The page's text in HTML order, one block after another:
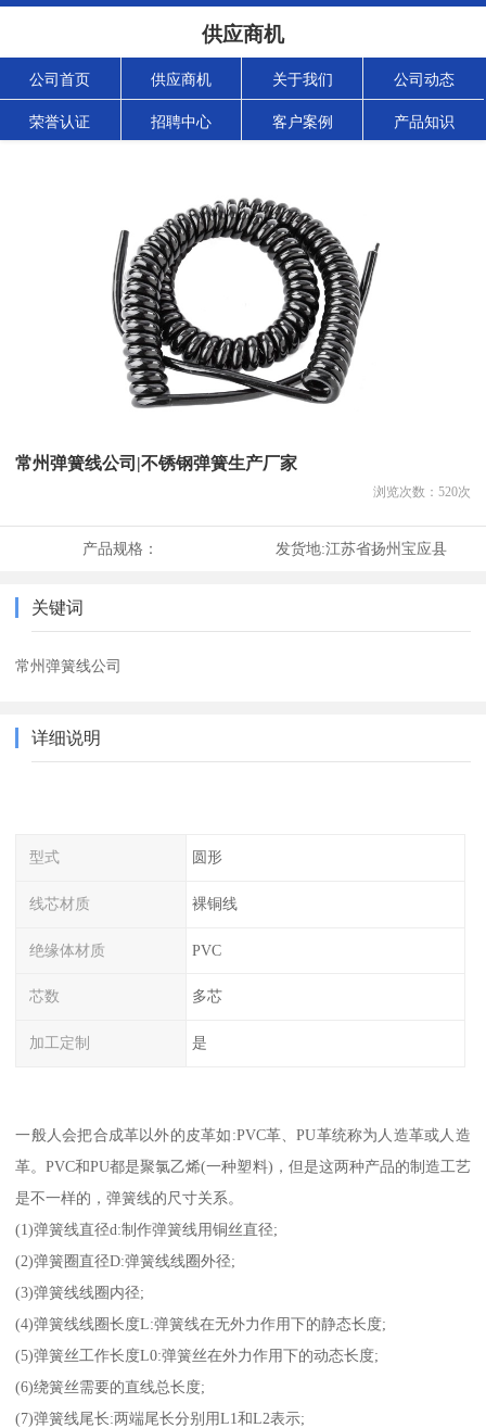
供应商机
公司首页 供应商机 关于我们 公司动态
荣誉认证 招聘中心 客户案例 产品知识
常州弹簧线公司|不锈钢弹簧生产厂家
浏览次数： 520次
产品规格： 发货地:江苏省扬州宝应县
关键词
常州弹簧线公司
详细说明
型式 圆形
线芯材质 裸铜线
绝缘体材质 PVC
芯数 多芯
加工定制 是
一般人会把合成革以外的皮革如:PVC革、PU革统称为人造革或人造
革。PVC和PU都是聚氯乙烯(一种塑料)，但是这两种产品的制造工艺
是不一样的，弹簧线的尺寸关系。
(1)弹簧线直径d:制作弹簧线用铜丝直径;
(2)弹簧圈直径D:弹簧线线圈外径;
(3)弹簧线线圈内径;
(4)弹簧线线圈长度L:弹簧线在无外力作用下的静态长度;
(5)弹簧丝工作长度L0:弹簧丝在外力作用下的动态长度;
(6)绕簧丝需要的直线总长度;
(7)弹簧线尾长:两端尾长分别用L1和L2表示;